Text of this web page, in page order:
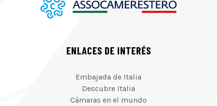
ENLACES DE INTERÉS
Embajada de Italia
Descubre Italia
Cámaras en el mundo